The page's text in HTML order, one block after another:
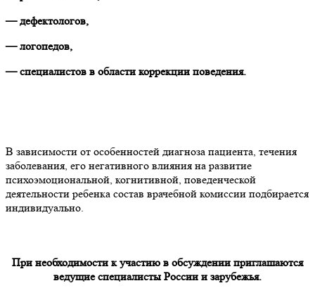
— дефектологов,
— логопедов,
— специалистов в области коррекции поведения.
В зависимости от особенностей диагноза пациента, течения
заболевания, его негативного влияния на развитие
психоэмоциональной, когнитивной, поведенческой
деятельности ребенка состав врачебной комиссии подбирается
индивидуально.
При необходимости к участию в обсуждении приглашаются
ведущие специалисты России и зарубежья.